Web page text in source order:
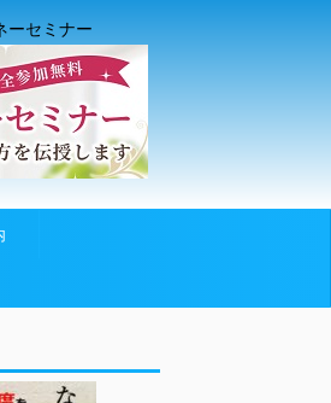
ーセミナー